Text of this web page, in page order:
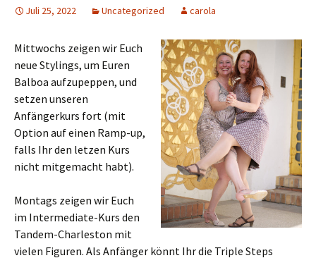
Juli 25, 2022 Uncategorized carola
Mittwochs zeigen wir Euch
neue Stylings, um Euren
Balboa aufzupeppen, und
setzen unseren
Anfängerkurs fort (mit
Option auf einen Ramp-up,
falls Ihr den letzen Kurs
nicht mitgemacht habt).
Montags zeigen wir Euch
im Intermediate-Kurs den
Tandem-Charleston mit
vielen Figuren. Als Anfänger könnt Ihr die Triple Steps